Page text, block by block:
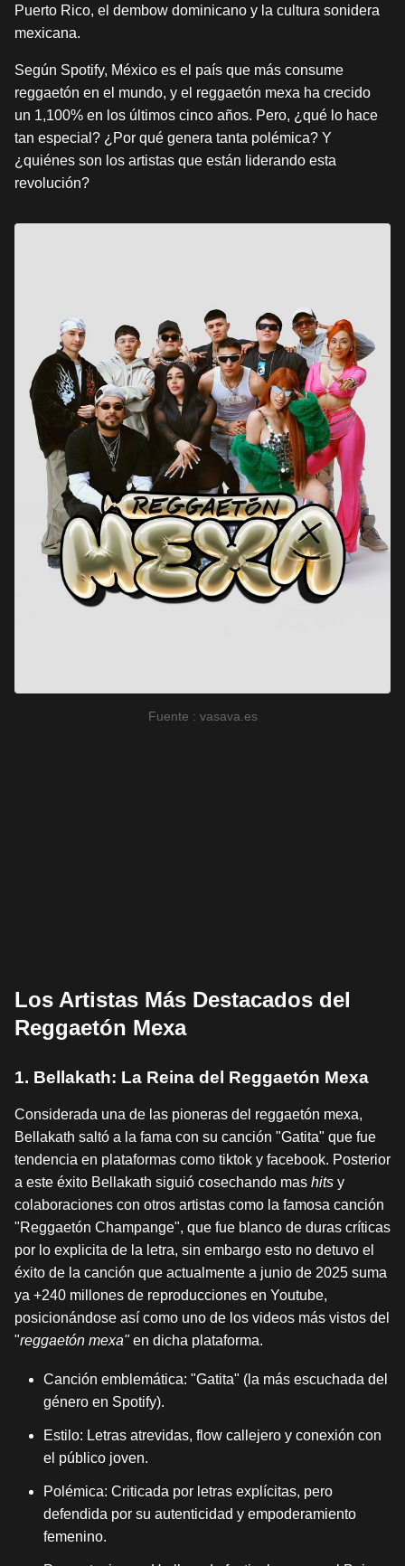
Puerto Rico, el dembow dominicano y la cultura sonidera
mexicana.
Según Spotify, México es el país que más consume
reggaetón en el mundo, y el reggaetón mexa ha crecido
un 1,100% en los últimos cinco años. Pero, ¿qué lo hace
tan especial? ¿Por qué genera tanta polémica? Y
¿quiénes son los artistas que están liderando esta
revolución?
Fuente : vasava.es
Los Artistas Más Destacados del
Reggaetón Mexa
1. Bellakath: La Reina del Reggaetón Mexa
Considerada una de las pioneras del reggaetón mexa,
Bellakath saltó a la fama con su canción "Gatita" que fue
tendencia en plataformas como tiktok y facebook. Posterior
a este éxito Bellakath siguió cosechando mas hits y
colaboraciones con otros artistas como la famosa canción
"Reggaetón Champange", que fue blanco de duras críticas
por lo explicita de la letra, sin embargo esto no detuvo el
éxito de la canción que actualmente a junio de 2025 suma
ya +240 millones de reproducciones en Youtube,
posicionándose así como uno de los videos más vistos del
"reggaetón mexa"en dicha plataforma.
Canción emblemática: "Gatita" (la más escuchada del
género en Spotify).
Estilo: Letras atrevidas, flow callejero y conexión con
el público joven.
Polémica: Criticada por letras explícitas, pero
defendida por su autenticidad y empoderamiento
femenino.